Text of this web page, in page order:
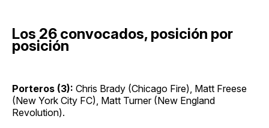
Los 26 convocados, posición por
posición
Porteros (3): Chris Brady (Chicago Fire), Matt Freese
(New York City FC), Matt Turner (New England
Revolution).